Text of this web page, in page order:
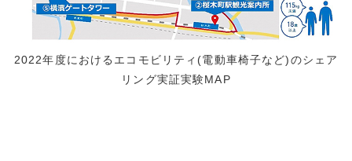
2022年度におけるエコモビリティ(電動車椅子など)のシェア
リング実証実験MAP